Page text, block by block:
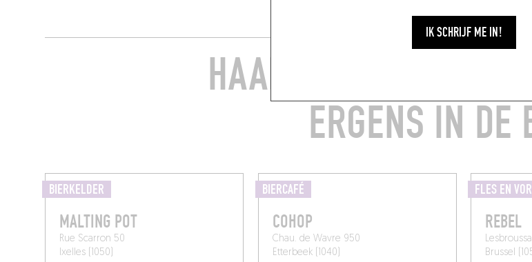
IK SCHRIJF ME IN!
HAAL EEN FLES OM
ERGENS IN DE
BIERKELDER
MALTING POT
Rue Scarron 50
Ixelles (1050)
BIERCAFÉ
COHOP
Chau. de Wavre 950
Etterbeek (1040)
FLES EN
REBEL
Brussel